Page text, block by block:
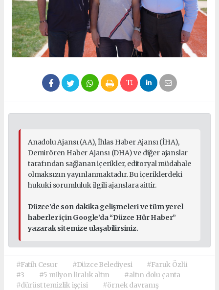
Anadolu Ajansı (AA), İhlas Haber Ajansı (İHA),
Demirören Haber Ajansı (DHA) ve diğer ajanslar
tarafından sağlanan içerikler, editoryal müdahale
olmaksızın yayınlanmaktadır. Bu içeriklerdeki
hukuki sorumluluk ilgili ajanslara aittir.
Düzce’de son dakika gelişmeleri ve tüm yerel
haberler için Google’da “Düzce Hür Haber”
yazarak sitemize ulaşabilirsiniz.
#Fatih Cesur #Düzce Belediyesi
#Faruk Özlü
#3
#5 milyon liralık altın
#altın dolu çanta
#dürüst temizlik işçisi
#örnek davranış